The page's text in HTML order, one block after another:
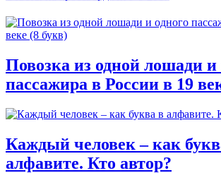
Повозка из одной лошади и
пассажира в России в 19
Каждый человек – как
алфавите. Кто автор?